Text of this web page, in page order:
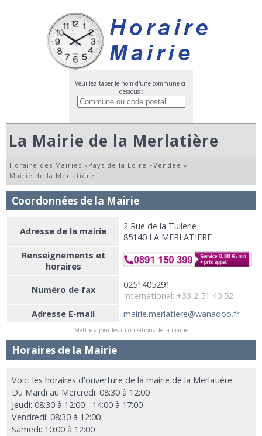
Veuillez taper le nom d'une commune ci-
dessous :
La Mairie de la Merlatière
Horaire des Mairies » Pays de la Loire »Vendée »
Mairie de la Merlatière
Coordonnées de la Mairie
Adresse de la mairie
2 Rue de la Tuilerie
85140 LA MERLATIERE
Renseignements et
horaires
Numéro de fax
0251405291
International: +33 2 51 40 52
Adresse E-mail
mairie.merlatiere@wanadoo.fr
Mettre à jour les informations de la mairie
Horaires de la Mairie
Voici les horaires d'ouverture de la mairie de la Merlatière:
Du Mardi au Mercredi: 08:30 à 12:00
Jeudi: 08:30 à 12:00 - 14:00 à 17:00
Vendredi: 08:30 à 12:00
Samedi: 10:00 à 12:00